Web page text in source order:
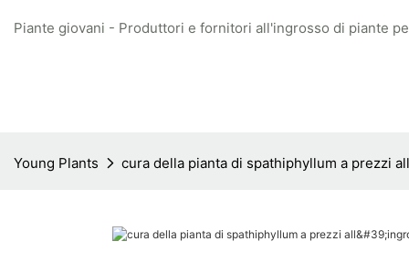
Piante giovani - Produttori e fornitori all'ingrosso di piante
Young Plants cura della pianta di spathiphyllum a prezzi